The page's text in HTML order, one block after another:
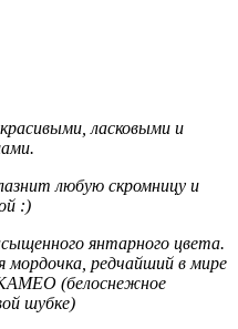
ласковыми и
любую скромницу и
:)
янтарного цвета.
мордочка, редчайший в мире
(белоснежное
шубке)